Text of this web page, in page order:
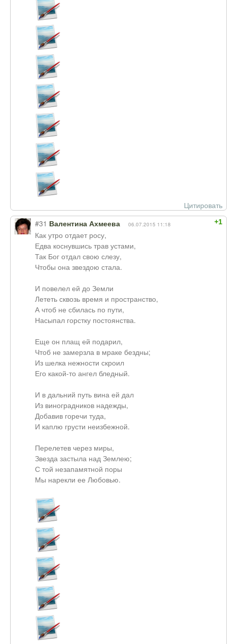
Цитировать
+1
#31 Валентина Ахмеева 06.07.2015 11:18
Как утро отдает росу,
Едва коснувшись трав устами,
Так Бог отдал свою слезу,
Чтобы она звездою стала.
И повелел ей до Земли
Лететь сквозь время и пространство,
А чтоб не сбилась по пути,
Насыпал горстку постоянства.
Еще он плащ ей подарил,
Чтоб не замерзла в мраке бездны;
Из шелка нежности скроил
Его какой-то ангел бледный.
И в дальний путь вина ей дал
Из виноградников надежды,
Добавив горечи туда,
И каплю грусти неизбежной.
Перелетев через миры,
Звезда застыла над Землею;
С той незапамятной поры
Мы нарекли ее Любовью.